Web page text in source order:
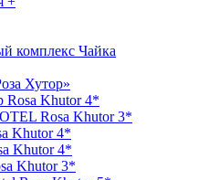
комплекс Чайка
Хутор»
Rosa Khutor 4*
Rosa Khutor 3*
Khutor 4*
Khutor 4*
Khutor 3*